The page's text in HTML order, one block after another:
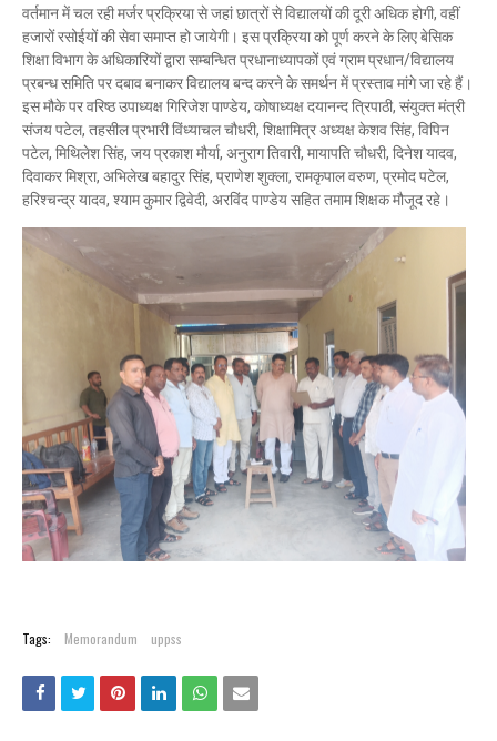
वर्तमान में चल रही मर्जर प्रक्रिया से जहां छात्रों से विद्यालयों की दूरी अधिक होगी, वहीं
हजारों रसोईयों की सेवा समाप्त हो जायेगी। इस प्रक्रिया को पूर्ण करने के लिए बेसिक
शिक्षा विभाग के अधिकारियों द्वारा सम्बन्धित प्रधानाध्यापकों एवं ग्राम प्रधान/विद्यालय
प्रबन्ध समिति पर दबाव बनाकर विद्यालय बन्द करने के समर्थन में प्रस्ताव मांगे जा रहे हैं।
इस मौके पर वरिष्ठ उपाध्यक्ष गिरिजेश पाण्डेय, कोषाध्यक्ष दयानन्द त्रिपाठी, संयुक्त मंत्री
संजय पटेल, तहसील प्रभारी विंध्याचल चौधरी, शिक्षामित्र अध्यक्ष केशव सिंह, विपिन
पटेल, मिथिलेश सिंह, जय प्रकाश मौर्या, अनुराग तिवारी, मायापति चौधरी, दिनेश यादव,
दिवाकर मिश्रा, अभिलेख बहादुर सिंह, प्राणेश शुक्ला, रामकृपाल वरुण, प्रमोद पटेल,
हरिश्चन्द्र यादव, श्याम कुमार द्विवेदी, अरविंद पाण्डेय सहित तमाम शिक्षक मौजूद रहे।
Tags: Memorandum uppss